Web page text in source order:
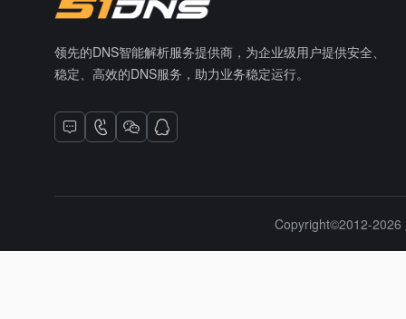
领先的DNS智能解析服务提供商，为企业级用户提供安全、
稳定、高效的DNS服务，助力业务稳定运行。
Copyright©2012-2026